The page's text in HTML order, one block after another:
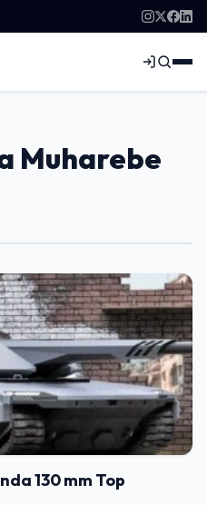
Muharebe
130 mm Top